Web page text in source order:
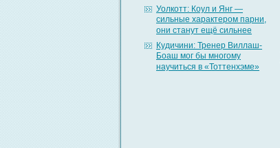
Уолкотт: Коул и Янг —
сильные характером парни,
они станут ещё сильнее
Кудичини: Тренер Виллаш-
Боаш мог бы многому
научиться в «Тоттенхэме»